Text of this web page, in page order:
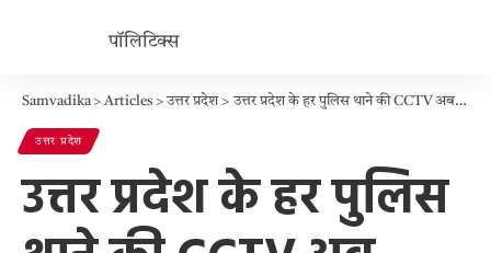
पॉलिटिक्स
Samvadika>Articles >उत्तर प्रदेश>उत्तर प्रदेश के हर पुलिस थाने की CCTV अब लाइव मॉनिटरिंग पर, योगी आदित्यनाथ ने सेंट्रल कंट्रोल सिस्टम बनाने का आदेश दिया
उत्तर प्रदेश
उत्तर प्रदेश के हर पुलिस